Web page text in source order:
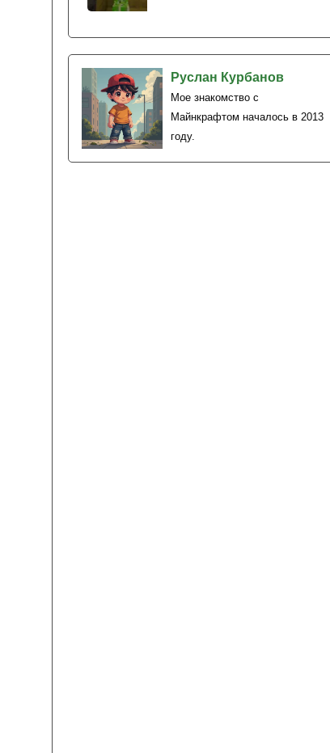
Руслан Курбанов
Мое знакомство с
Майнкрафтом началось в 2013
году.